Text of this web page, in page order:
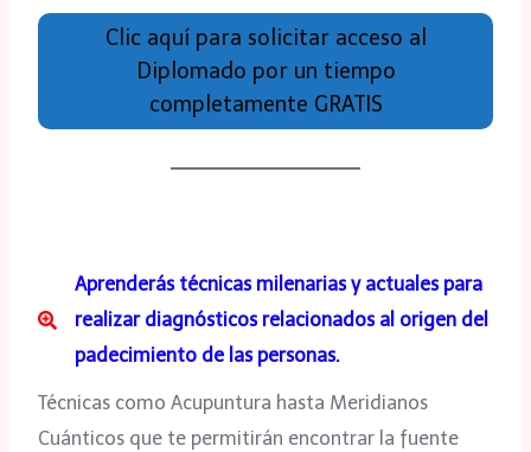
Clic aquí para solicitar acceso al
Diplomado por un tiempo
completamente GRATIS
Aprenderás técnicas milenarias y actuales para
realizar diagnósticos relacionados al origen del
padecimiento de las personas.
Técnicas como Acupuntura hasta Meridianos
Cuánticos que te permitirán encontrar la fuente